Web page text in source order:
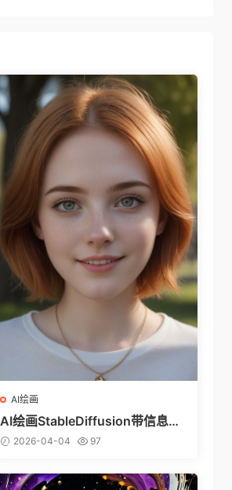
AI绘画
AI绘画StableDiffusion带信息样
图（civitai.com网站精选）-金发
2026-04-04 97